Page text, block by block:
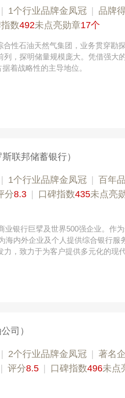
1个行业品牌金凤冠
品牌
数492未点亮勋章17个
性石油天然气集团，业务贯穿勘
，探明储量规模庞大。凭借强大
着战略性的主导地位。
斯联邦储蓄银行）
1个行业品牌金凤冠
百年
分8.3 口碑指数435未点亮
业银行巨擘及世界500强企业。作
海内外企业及个人提供综合银行服
，致力于为客户提供多元化的现
司）
2个行业品牌金凤冠
著名
评分8.5 口碑指数496未点